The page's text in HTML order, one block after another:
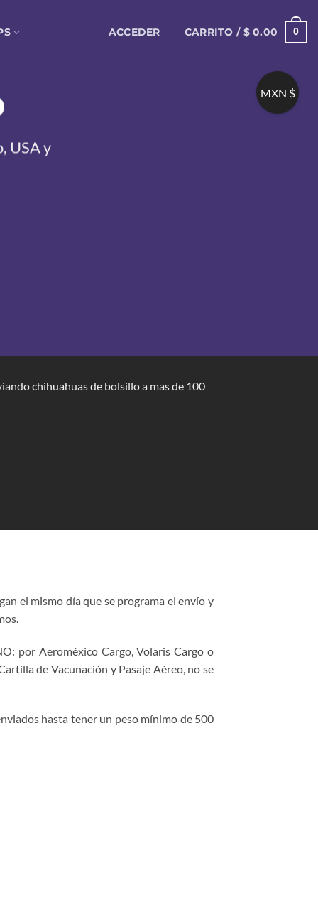
ACCEDER CARRITO / $0.00 0
USA y
chihuahuas de bolsilloa mas de 100
el mismo día que se programa el envío y
por Aeroméxico Cargo, Volaris Cargo o
de Vacunación y Pasaje Aéreo, no se
hasta tener un peso mínimo de 500
MXN $